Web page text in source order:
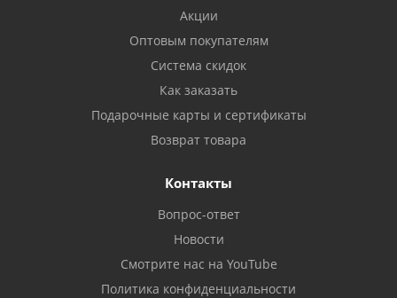
Акции
Оптовым покупателям
Система скидок
Как заказать
Подарочные карты и сертификаты
Возврат товара
Контакты
Вопрос-ответ
Новости
Смотрите нас на YouTube
Политика конфиденциальности